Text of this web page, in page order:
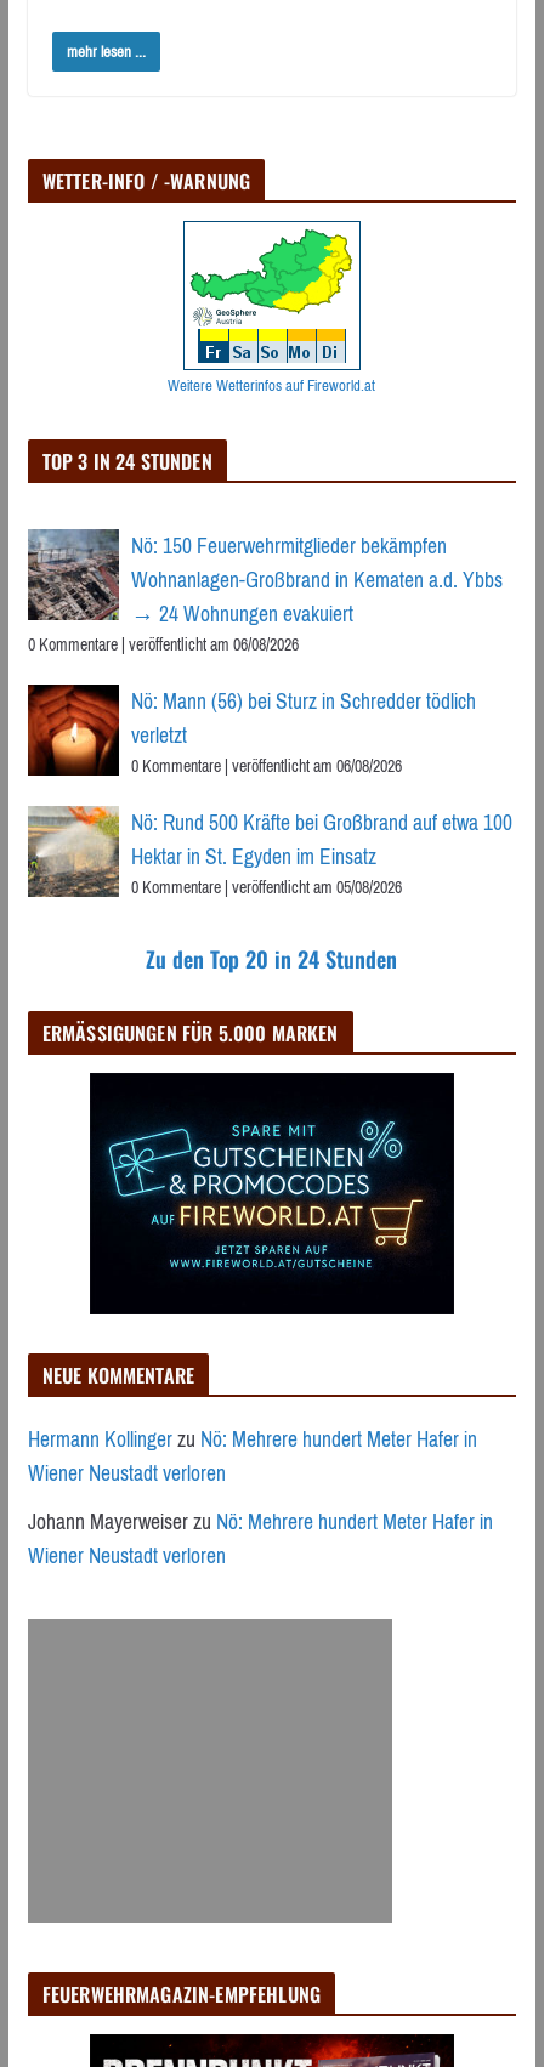
mehr lesen ...
WETTER-INFO / -WARNUNG
Weitere Wetterinfos auf Fireworld.at
TOP 3 IN 24 STUNDEN
Nö: 150 Feuerwehrmitglieder bekämpfen
Wohnanlagen-Großbrand in Kematen a.d. Ybbs
→ 24 Wohnungen evakuiert
0 Kommentare|veröffentlicht am 06/08/2026
Nö: Mann (56) bei Sturz in Schredder tödlich
verletzt
0 Kommentare|veröffentlicht am 06/08/2026
Nö: Rund 500 Kräfte bei Großbrand auf etwa 100
Hektar in St. Egyden im Einsatz
0 Kommentare|veröffentlicht am 05/08/2026
Zu den Top 20 in 24 Stunden
ERMÄSSIGUNGEN FÜR 5.000 MARKEN
NEUE KOMMENTARE
Hermann KollingerzuNö: Mehrere hundert Meter Hafer in
Wiener Neustadt verloren
Johann MayerweiserzuNö: Mehrere hundert Meter Hafer in
Wiener Neustadt verloren
FEUERWEHRMAGAZIN-EMPFEHLUNG